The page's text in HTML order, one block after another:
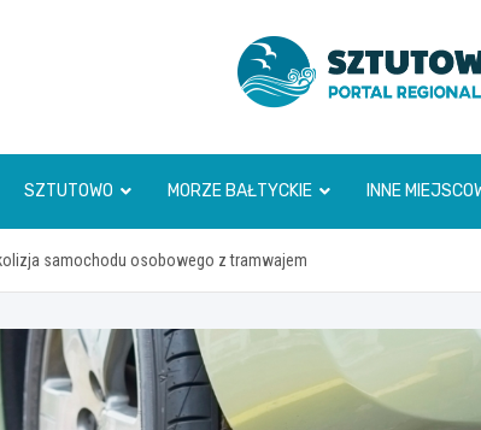
SZTUTOWO MORZE BAŁTYCKIE INNE
samochodu osobowego z tramwajem